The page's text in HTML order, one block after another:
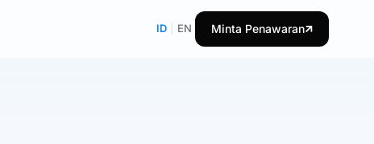
ID EN Minta Penawaran